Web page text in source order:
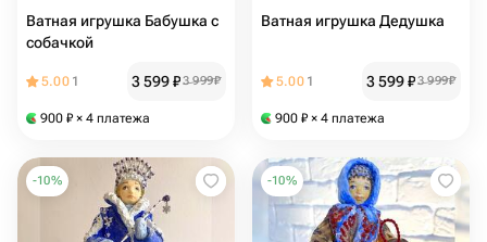
Ватная игрушка Бабушка с
собачкой
5.00 1 3 599₽3 999₽
900 ₽ × 4 платежа
Ватная игрушка Дедушка
5.00 1 3 599₽3 999₽
900 ₽ × 4 платежа
-10% -10%